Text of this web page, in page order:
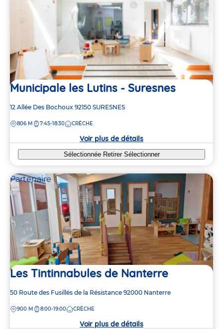
Municipale les Lutins - Suresnes
Adresse
la
12 Allée Des Bochoux 92150 SURESNES
DISTANCE
806 M 7:45-18:30 CRÈCHE
Voir plus de détails
Sélectionnée Retirer Sélectionner
Partenaire
Les Tintinnabules de Nanterre
Adresse
la
50 Route des Fusillés de la Résistance 92000 Nanterre
DISTANCE
900 M 8:00-19:00 CRÈCHE
Voir plus de détails